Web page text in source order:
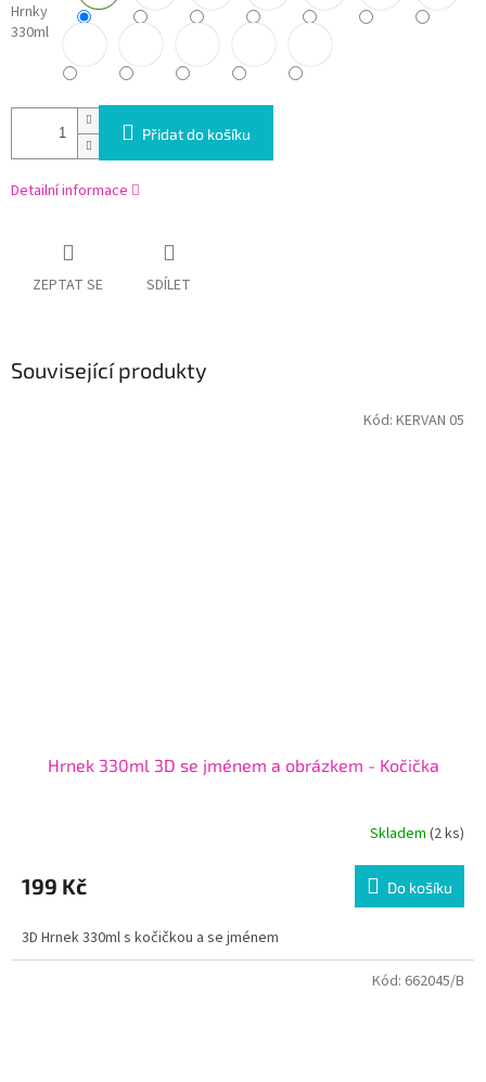
Hrnky
330ml
Přidat do košíku
Detailní informace
ZEPTAT SE SDÍLET
Související produkty
Hrnek 330ml 3D se jménem a obrázkem - Kočička
Skladem (2 ks)
199 Kč Do košíku
3D Hrnek 330ml s kočičkou a se jménem
Kód: KERVAN 05
Kód: 662045/B